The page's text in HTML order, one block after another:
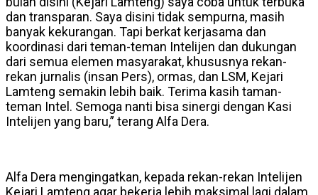
dan transparan. Saya disini tidak sempurna, masih
banyak kekurangan. Tapi berkat kerjasama dan
koordinasi dari teman-teman Intelijen dan dukungan
dari semua elemen masyarakat, khususnya rekan-
rekan jurnalis (insan Pers), ormas, dan LSM, Kejari
Lamteng semakin lebih baik. Terima kasih taman-
teman Intel. Semoga nanti bisa sinergi dengan Kasi
Intelijen yang baru,” terang Alfa Dera.
Alfa Dera mengingatkan, kepada rekan-rekan Intelijen